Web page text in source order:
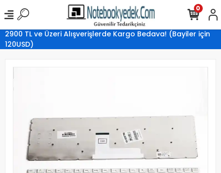
2900 TL ve Üzeri Alışverişlerde Kargo Bedava! (Bayiler için
120USD)
0